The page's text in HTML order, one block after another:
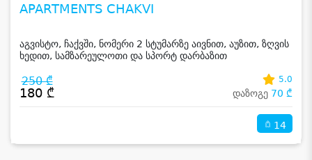
APARTMENTS CHAKVI
აგვისტო, ჩაქვში, ნომერი 2 სტუმარზე აივნით, აუზით, ზღვის
ხედით, სამზარეულოთი და სპორტ დარბაზით
250 ₾
180 ₾
5.0
დაზოგე 70 ₾
14